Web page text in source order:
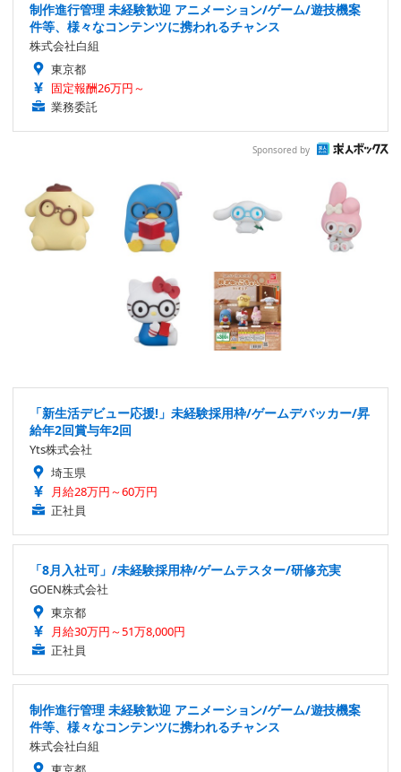
制作進行管理 未経験歓迎 アニメーション/ゲーム/遊技機案
件等、様々なコンテンツに携われるチャンス
株式会社白組
東京都
固定報酬26万円～
業務委託
Sponsored by
「新生活デビュー応援!」未経験採用枠/ゲームデバッカー/昇
給年2回賞与年2回
Yts株式会社
埼玉県
月給28万円～60万円
正社員
「8月入社可」/未経験採用枠/ゲームテスター/研修充実
GOEN株式会社
東京都
月給30万円～51万8,000円
正社員
制作進行管理 未経験歓迎 アニメーション/ゲーム/遊技機案
件等、様々なコンテンツに携われるチャンス
株式会社白組